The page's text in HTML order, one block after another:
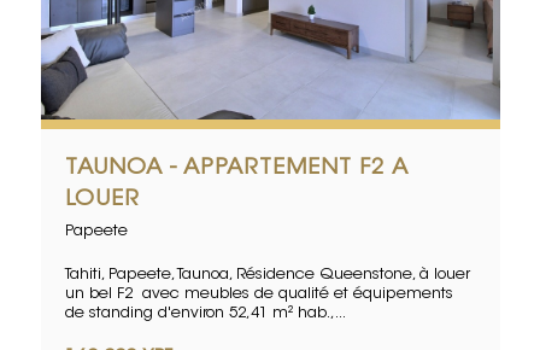
TAUNOA - APPARTEMENT F2 A
LOUER
Papeete
Tahiti, Papeete, Taunoa, Résidence Queenstone, à louer
un bel F2 avec meubles de qualité et équipements
de standing d'environ 52,41 m² hab.,...